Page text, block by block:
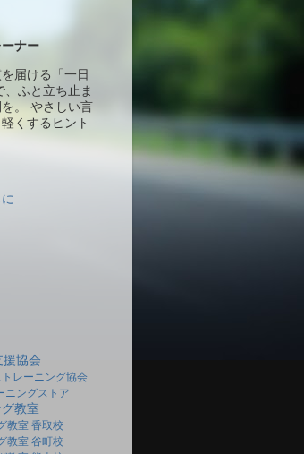
ナー
届ける「一日
ふと立ち止ま
。 やさしい言
くするヒント
援協会
レーニング協会
ニングストア
教室
教室 香取校
教室 谷町校